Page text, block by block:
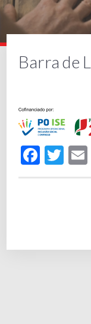
Barra de